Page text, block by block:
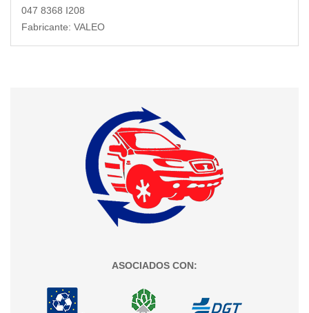
047 8368 I208
Fabricante: VALEO
ASOCIADOS CON: